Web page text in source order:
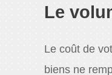
Le
Le coût de
biens ne